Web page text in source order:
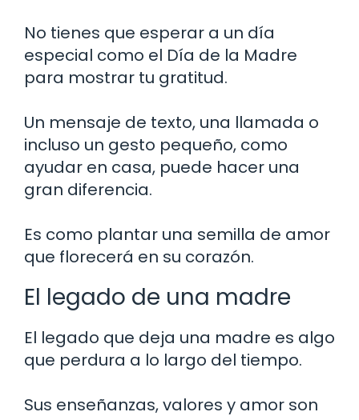
No tienes que esperar a un día
especial como el Día de la Madre
para mostrar tu gratitud.
Un mensaje de texto, una llamada o
incluso un gesto pequeño, como
ayudar en casa, puede hacer una
gran diferencia.
Es como plantar una semilla de amor
que florecerá en su corazón.
El legado de una madre
El legado que deja una madre es algo
que perdura a lo largo del tiempo.
Sus enseñanzas, valores y amor son